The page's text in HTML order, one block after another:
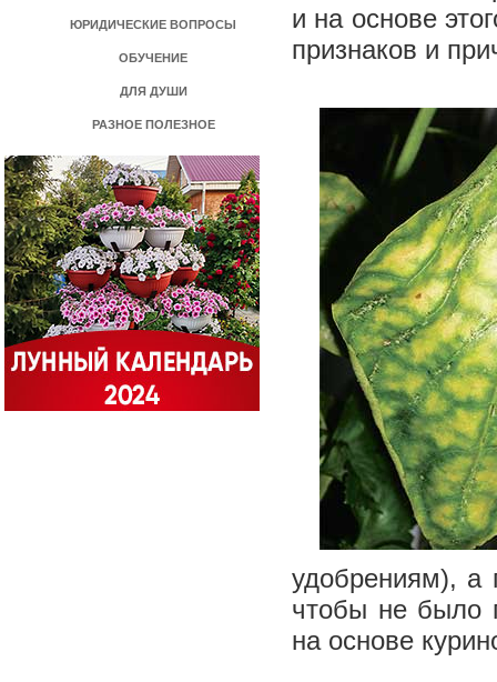
ЮРИДИЧЕСКИЕ ВОПРОСЫ
ОБУЧЕНИЕ
ДЛЯ ДУШИ
РАЗНОЕ ПОЛЕЗНОЕ
и на основе
признаков и
удобрениям), а
чтобы не было
на основе